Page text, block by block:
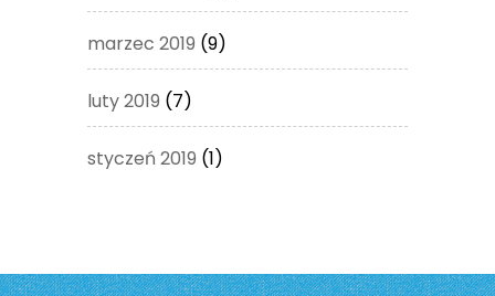
marzec 2019 (9)
luty 2019 (7)
styczeń 2019 (1)